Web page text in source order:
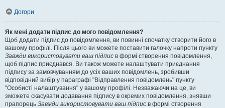
Догори
Як мені додати підпис до мого повідомлення?
Щоб додати підпис до повідомлення, ви повинні спочатку створити його в
вашому профілі. Після цього ви можете поставити галочку напроти пункту
Завжди використовувати ваш підпис в формі створення повідомлення,
щоб підпис приєднався. Ви також можете налаштувати приєднання
підпису за замовчуванням до усіх ваших повідомлень, зробивши
відповідний вибір у параграфі "Відправлення повідомлень" пункту
"Особисті налаштування" у вашому профілі. Незважаючи на це, ви
зможете скасувати додавання підпису в окремих повідомлення, знявши
прапорець Завжди використовувати ваш підпис в формі створення